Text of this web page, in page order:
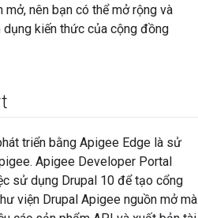
mở, nên bạn có thể mở rộng và
kiến thức của cộng đồng
triển bằng Apigee Edge là sử
Apigee Developer Portal
sử dụng Drupal 10 để tạo cổng
viện Drupal Apigee nguồn mở mà